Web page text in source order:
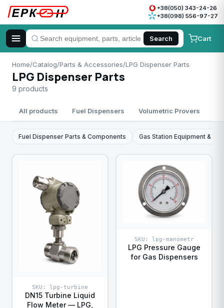
+38(050) 343-24-26
+38(098) 556-97-27
Search Cart
Home/Catalog/Parts & Accessories/LPG Dispenser Parts
LPG Dispenser Parts
9 products
All products Fuel Dispensers Volumetric Provers
Fuel Dispenser Parts & Components Gas Station Equipment &
SKU: lpg-turbine
DN15 Turbine Liquid
Flow Meter — LPG,
SKU: lpg-manometr
LPG Pressure Gauge
for Gas Dispensers